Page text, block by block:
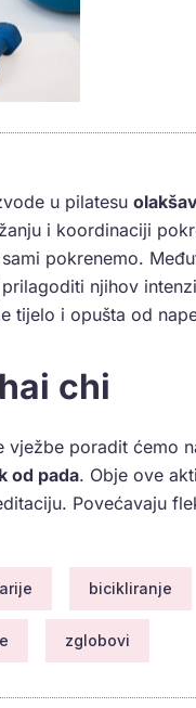
u pilatesu
i koordinaciji
pokrenemo.
njihov
tijelo i opušta od
chi
vježbe poradit ćemo
od pada. Obje ove
Povećavaju
bicikliranje
zglobovi